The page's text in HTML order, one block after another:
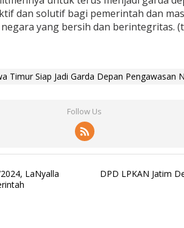
dan solutif bagi pemerintah dan
yang bersih dan berintegritas.
Timur Siap Jadi Garda Depan Pengawasan
Follow Us
LaNyalla
DPD LPKAN Jatim